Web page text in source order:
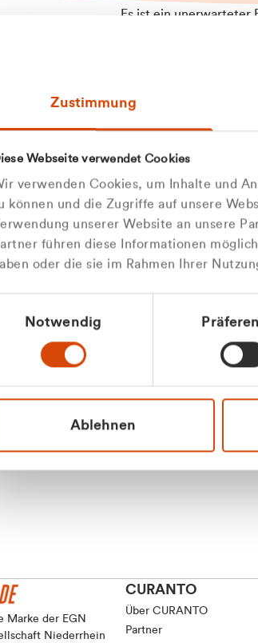
Zustimmung
Webseite verwendet Cookies
verwenden Cookies, um Inhalte und
können und die Zugriffe auf unsere
unserer Website an unsere
führen diese Informationen
oder die sie im Rahmen Ihrer
Notwendig
Ablehnen
Zu welcher
gehören
Privatkunde (inkl.
Geschäftskunde (exkl.
Es ist ein unerwarteter
aufgetretenen Fehler
Unannehmlichkeiten.
Zum Abfallberater
Oder
Hotline
16:30 Uhr
individuelles Angebot?
Anfrage stellen
Marke der EGN
Niederrhein
CURANTO
Über CURANTO
Partner